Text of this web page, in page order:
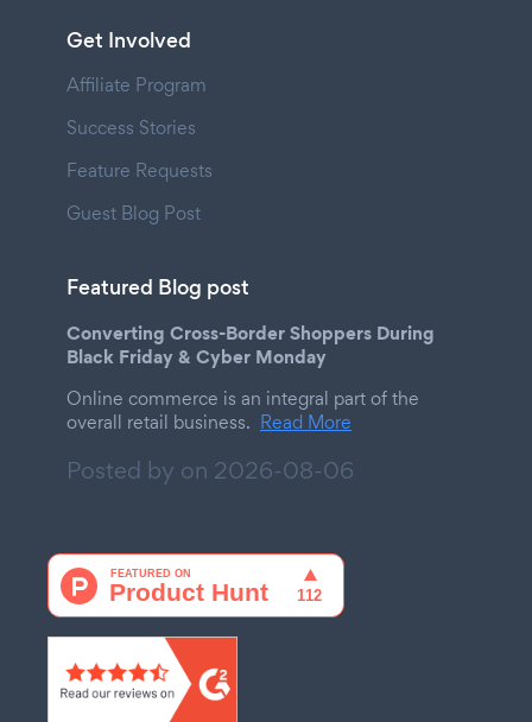
Get Involved
Affiliate Program
Success Stories
Feature Requests
Guest Blog Post
Featured Blog post
Converting Cross-Border Shoppers During
Black Friday & Cyber Monday
Online commerce is an integral part of the
overall retail business. Read More
Posted by on 2026-08-06